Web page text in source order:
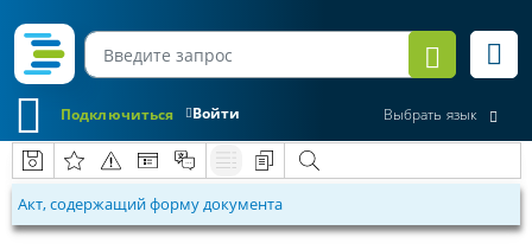
Войти
Подключиться Выбрать язык
Акт, содержащий форму документа